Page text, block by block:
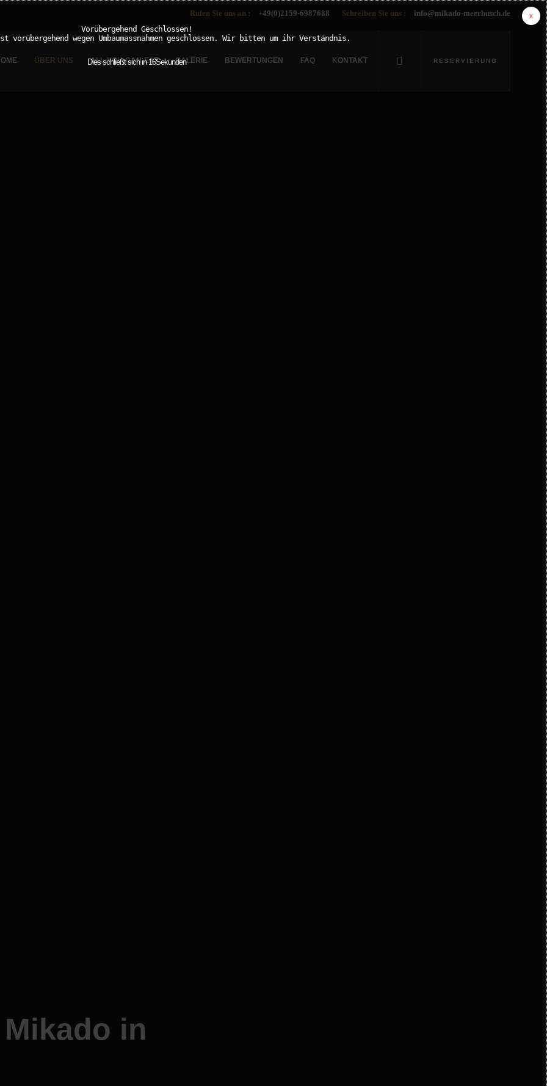
Rufen Sie uns an : +49(0)2159-6987688 Schreiben Sie uns : info@mikado-meerbusch.de
RESERVIERUNG
ÜBER UNS ALL-YOU-CAN-EAT GALERIE BEWERTUNGEN FAQ KONTAKT
in
x
Vorübergehend Geschlossen!
vorübergehend wegen Umbaumassnahmen geschlossen. Wir bitten um ihr Verständnis.
Dies schließt sich in15Sekunden